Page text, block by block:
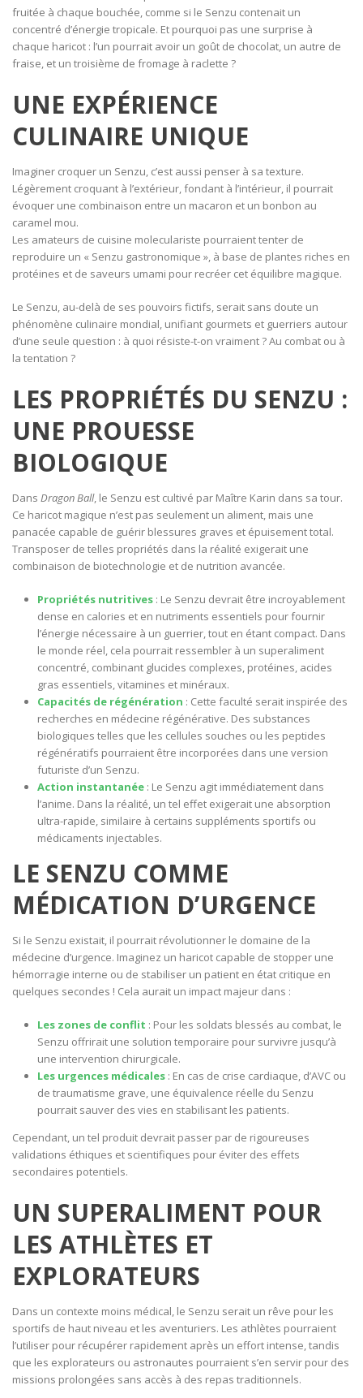
fruitée à chaque bouchée, comme si le Senzu contenait un
concentré d’énergie tropicale. Et pourquoi pas une surprise à
chaque haricot : l’un pourrait avoir un goût de chocolat, un autre de
fraise, et un troisième de fromage à raclette ?
UNE EXPÉRIENCE
CULINAIRE UNIQUE
Imaginer croquer un Senzu, c’est aussi penser à sa texture.
Légèrement croquant à l’extérieur, fondant à l’intérieur, il pourrait
évoquer une combinaison entre un macaron et un bonbon au
caramel mou.
Les amateurs de cuisine moleculariste pourraient tenter de
reproduire un « Senzu gastronomique », à base de plantes riches en
protéines et de saveurs umami pour recréer cet équilibre magique.
Le Senzu, au-delà de ses pouvoirs fictifs, serait sans doute un
phénomène culinaire mondial, unifiant gourmets et guerriers autour
d’une seule question : à quoi résiste-t-on vraiment ? Au combat ou à
la tentation ?
LES PROPRIÉTÉS DU SENZU :
UNE PROUESSE
BIOLOGIQUE
Dans Dragon Ball, le Senzu est cultivé par Maître Karin dans sa tour.
Ce haricot magique n’est pas seulement un aliment, mais une
panacée capable de guérir blessures graves et épuisement total.
Transposer de telles propriétés dans la réalité exigerait une
combinaison de biotechnologie et de nutrition avancée.
Propriétés nutritives: Le Senzu devrait être incroyablement
dense en calories et en nutriments essentiels pour fournir
l’énergie nécessaire à un guerrier, tout en étant compact. Dans
le monde réel, cela pourrait ressembler à un superaliment
concentré, combinant glucides complexes, protéines, acides
gras essentiels, vitamines et minéraux.
Capacités de régénération : Cette faculté serait inspirée des
recherches en médecine régénérative. Des substances
biologiques telles que les cellules souches ou les peptides
régénératifs pourraient être incorporées dans une version
futuriste d’un Senzu.
Action instantanée: Le Senzu agit immédiatement dans
l’anime. Dans la réalité, un tel effet exigerait une absorption
ultra-rapide, similaire à certains suppléments sportifs ou
médicaments injectables.
LE SENZU COMME
MÉDICATION D’URGENCE
Si le Senzu existait, il pourrait révolutionner le domaine de la
médecine d’urgence. Imaginez un haricot capable de stopper une
hémorragie interne ou de stabiliser un patient en état critique en
quelques secondes ! Cela aurait un impact majeur dans :
Les zones de conflit : Pour les soldats blessés au combat, le
Senzu offrirait une solution temporaire pour survivre jusqu’à
une intervention chirurgicale.
Les urgences médicales: En cas de crise cardiaque, d’AVC ou
de traumatisme grave, une équivalence réelle du Senzu
pourrait sauver des vies en stabilisant les patients.
Cependant, un tel produit devrait passer par de rigoureuses
validations éthiques et scientifiques pour éviter des effets
secondaires potentiels.
UN SUPERALIMENT POUR
LES ATHLÈTES ET
EXPLORATEURS
Dans un contexte moins médical, le Senzu serait un rêve pour les
sportifs de haut niveau et les aventuriers. Les athlètes pourraient
l’utiliser pour récupérer rapidement après un effort intense, tandis
que les explorateurs ou astronautes pourraient s’en servir pour des
missions prolongées sans accès à des repas traditionnels.